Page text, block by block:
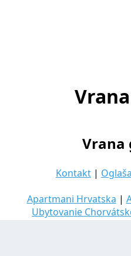
Vrana
Kontakt |
Apartmani Hrvatska |
Ubytovanie